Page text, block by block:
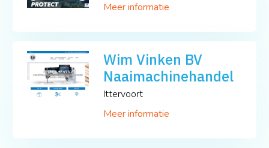
Meer informatie
Wim Vinken BV
Naaimachinehandel
Ittervoort
Meer informatie